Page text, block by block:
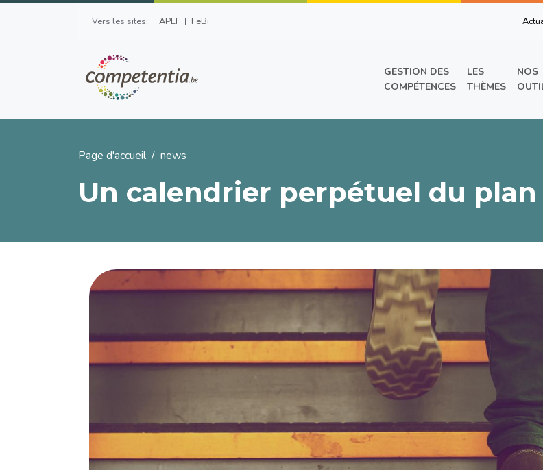
Aller au contenu principal
Vers les sites: Top Left Menu
APEF FeBi
Main menu
GESTION DES
COMPÉTENCES
LES
THÈMES
NOS
Fil d'Ariane
Page d'accueil news
Un calendrier perpétuel du